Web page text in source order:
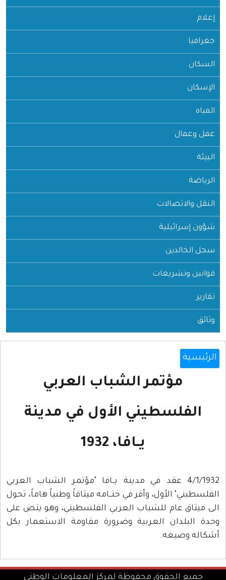
إعلام
جغرافيا
السكان
الإسكان
المياه
عمل وعمال
البيئة
الرياضة
النقل والاتصالات
شؤون إسرائيلية
سجل الخالدين
قوانين وتشريعات
تقارير
وثائق
الرئيسية
مؤتمر الشباب العربي
الفلسطيني الأول في مدينة
يــافا، 1932
4/1/1932 عقد في مدينة يــافا "مؤتمر الشباب العربي
الفلسطيني" الأول، وأقر في ختــامه ميثاقاً وطنياً هاماً، تحول
الى ميثاق عام للشباب العربي الفلسطيني، وهو ينص على
وحدة البلدان العربية وضرورة مقاومة الاستعمار بكل
أشكاله وصيغه.
جميع الحقوق محفوظة لمركز المعلومات الوطني